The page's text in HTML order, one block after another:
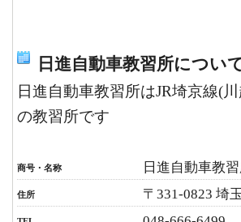
日進自動車教習所につい
日進自動車教習所はJR埼京線(
の教習所です
商号・名称 日進自動車教
住所 〒331-0823 埼